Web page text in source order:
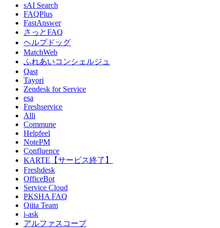
sAI Search
FAQPlus
FastAnswer
さっとFAQ
ヘルプドッグ
MatchWeb
ふれあいコンシェルジュ
Qast
Tayori
Zendesk for Service
esa
Freshservice
Alli
Commune
Helpfeel
NotePM
Confluence
KARTE【サービス終了】
Freshdesk
OfficeBot
Service Cloud
PKSHA FAQ
Qiita Team
i-ask
アルファスコープ